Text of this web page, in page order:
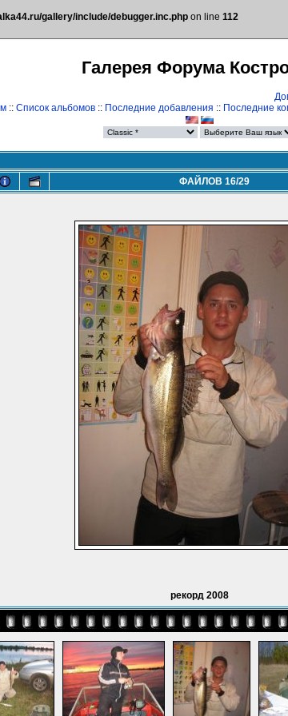
gallery/include/debugger.inc.php on line 112
Галерея Форума
:: Список альбомов:: Последние добавления :: Последние
ФАЙЛОВ 16/29
рекорд 2008